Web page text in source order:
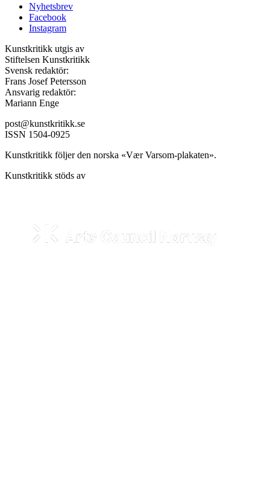
Nyhetsbrev
Facebook
Instagram
Kunstkritikk utgis av
Stiftelsen Kunstkritikk
Svensk redaktör:
Frans Josef Petersson
Ansvarig redaktör:
Mariann Enge
post@kunstkritikk.se
ISSN 1504-0925
Kunstkritikk följer den norska «Vær Varsom-plakaten».
Kunstkritikk stöds av